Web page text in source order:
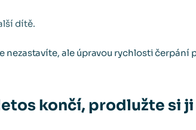
dítě.
ale úpravou rychlosti čerpání
končí, prodlužte si